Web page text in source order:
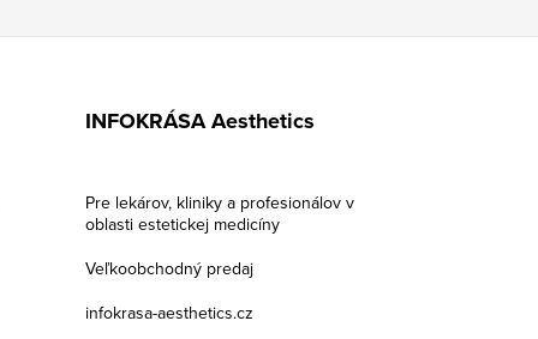
INFOKRÁSA Aesthetics
Pre lekárov, kliniky a profesionálov v
oblasti estetickej medicíny
Veľkoobchodný predaj
infokrasa-aesthetics.cz